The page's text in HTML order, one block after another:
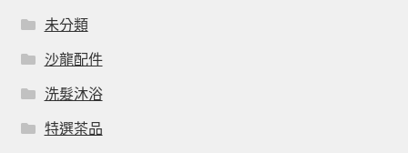
未分類
沙龍配件
洗髮沐浴
特選茶品